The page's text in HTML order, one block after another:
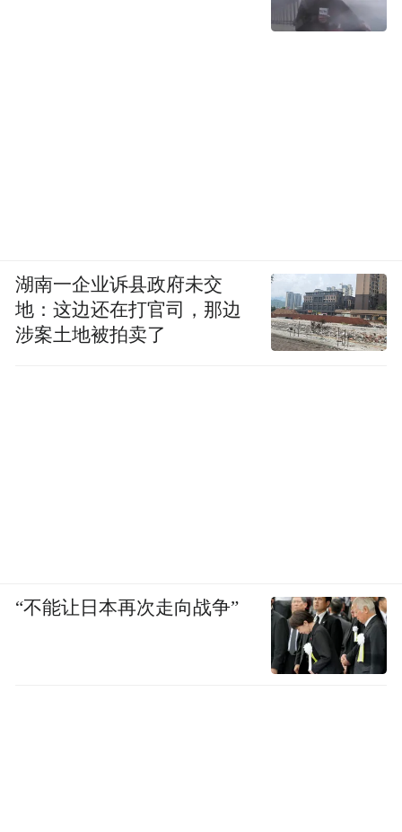
湖南一企业诉县政府未交
地：这边还在打官司，那边
涉案土地被拍卖了
“不能让日本再次走向战争”